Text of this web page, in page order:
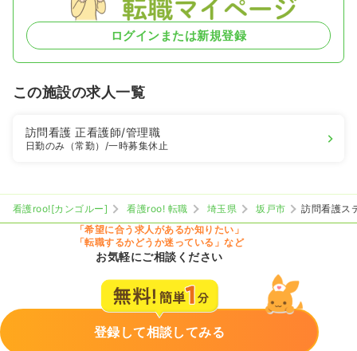
ログインまたは新規登録
この施設の求人一覧
訪問看護正看護師/管理職
日勤のみ（常勤） /一時募集休止
看護roo![カンゴルー] 看護roo! 転職 埼玉県 坂戸市
訪問看護ス
「希望に合う求人があるか知りたい」
「転職するかどうか迷っている」など
お気軽にご相談ください
登録して相談してみる